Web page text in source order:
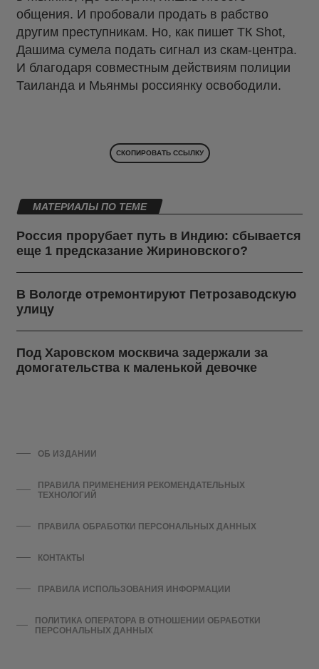
общения. И пробовали продать в рабство
другим преступникам. Но, как пишет ТК Shot,
Дашима сумела подать сигнал из скам-центра.
И благодаря совместным действиям полиции
Таиланда и Мьянмы россиянку освободили.
СКОПИРОВАТЬ ССЫЛКУ
МАТЕРИАЛЫ ПО ТЕМЕ
Россия прорубает путь в Индию: сбывается
еще 1 предсказание Жириновского?
В Вологде отремонтируют Петрозаводскую
улицу
Под Харовском москвича задержали за
домогательства к маленькой девочке
ОБ ИЗДАНИИ
ПРАВИЛА ПРИМЕНЕНИЯ РЕКОМЕНДАТЕЛЬНЫХ
ТЕХНОЛОГИЙ
ПРАВИЛА ОБРАБОТКИ ПЕРСОНАЛЬНЫХ ДАННЫХ
КОНТАКТЫ
ПРАВИЛА ИСПОЛЬЗОВАНИЯ ИНФОРМАЦИИ
ПОЛИТИКА ОПЕРАТОРА В ОТНОШЕНИИ ОБРАБОТКИ
ПЕРСОНАЛЬНЫХ ДАННЫХ